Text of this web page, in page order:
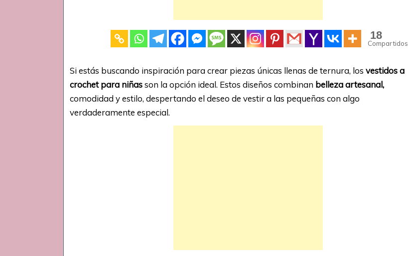
18
Compartidos
Si estás buscando inspiración para crear piezas únicas llenas de ternura, los vestidos a
crochet para niñasson la opción ideal. Estos diseños combinan belleza artesanal,
comodidad y estilo, despertando el deseo de vestir a las pequeñas con algo
verdaderamente especial.